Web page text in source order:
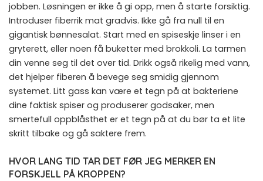
jobben. Løsningen er ikke å gi opp, men å starte forsiktig.
Introduser fiberrik mat gradvis. Ikke gå fra null til en
gigantisk bønnesalat. Start med en spiseskje linser i en
gryterett, eller noen få buketter med brokkoli. La tarmen
din venne seg til det over tid. Drikk også rikelig med vann,
det hjelper fiberen å bevege seg smidig gjennom
systemet. Litt gass kan være et tegn på at bakteriene
dine faktisk spiser og produserer godsaker, men
smertefull oppblåsthet er et tegn på at du bør ta et lite
skritt tilbake og gå saktere frem.
HVOR LANG TID TAR DET FØR JEG MERKER EN
FORSKJELL PÅ KROPPEN?